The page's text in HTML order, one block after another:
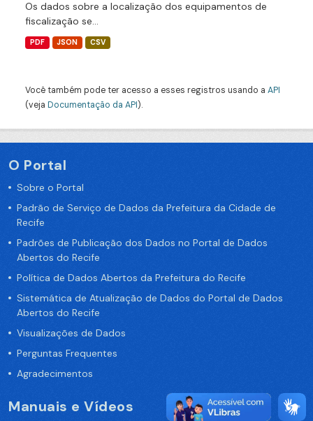
Os dados sobre a localização dos equipamentos de
fiscalização se...
PDF JSON CSV
Você também pode ter acesso a esses registros usando a API
(veja Documentação da API).
O Portal
Sobre o Portal
Padrão de Serviço de Dados da Prefeitura da Cidade de
Recife
Padrões de Publicação dos Dados no Portal de Dados
Abertos do Recife
Política de Dados Abertos da Prefeitura do Recife
Sistemática de Atualização de Dados do Portal de Dados
Abertos do Recife
Visualizações de Dados
Perguntas Frequentes
Agradecimentos
Manuais e Vídeos